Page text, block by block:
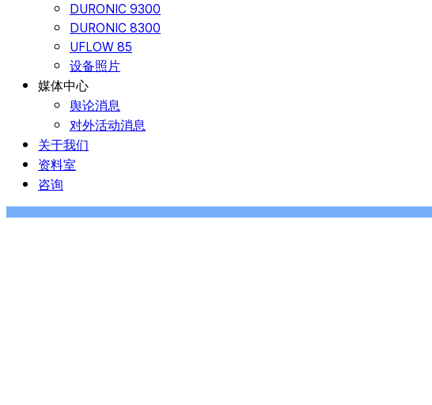
DURONIC 9300
DURONIC 8300
UFLOW 85
设备照片
媒体中心
舆论消息
对外活动消息
关于我们
资料室
咨询